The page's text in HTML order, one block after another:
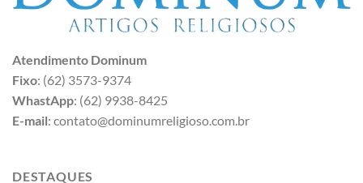
Atendimento Dominum
Fixo: (62) 3573-9374
WhastApp: (62) 9938-8425
E-mail: contato@dominumreligioso.com.br
DESTAQUES